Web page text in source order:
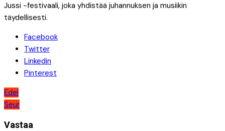
Jussi -festivaali, joka yhdistää juhannuksen ja musiikin
täydellisesti.
Facebook
Twitter
Linkedin
Pinterest
Artikkelien
selaus
Edel
Seur
Vastaa